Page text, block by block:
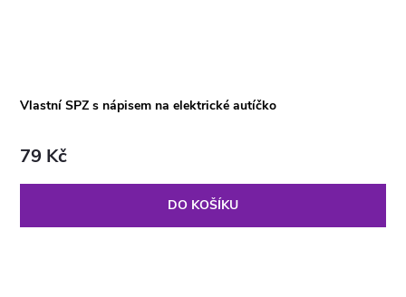
Vlastní SPZ s nápisem na elektrické autíčko
79 Kč
DO KOŠÍKU